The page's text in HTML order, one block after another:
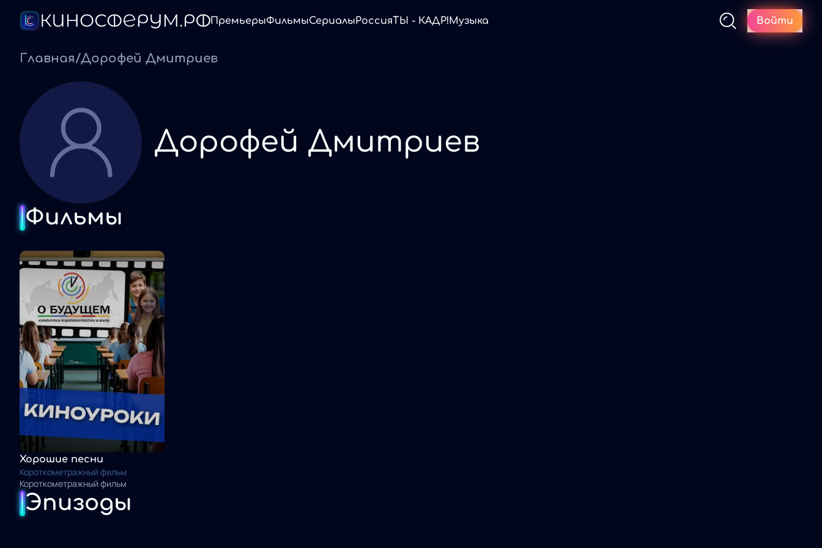
ПремьерыФильмыСериалыРоссияТЫ - КАДР!Музыка Войти
Главная/Дорофей Дмитриев
Дорофей Дмитриев
Фильмы
Хорошие песни
Короткометражный фильм
Короткометражный фильм
Эпизоды